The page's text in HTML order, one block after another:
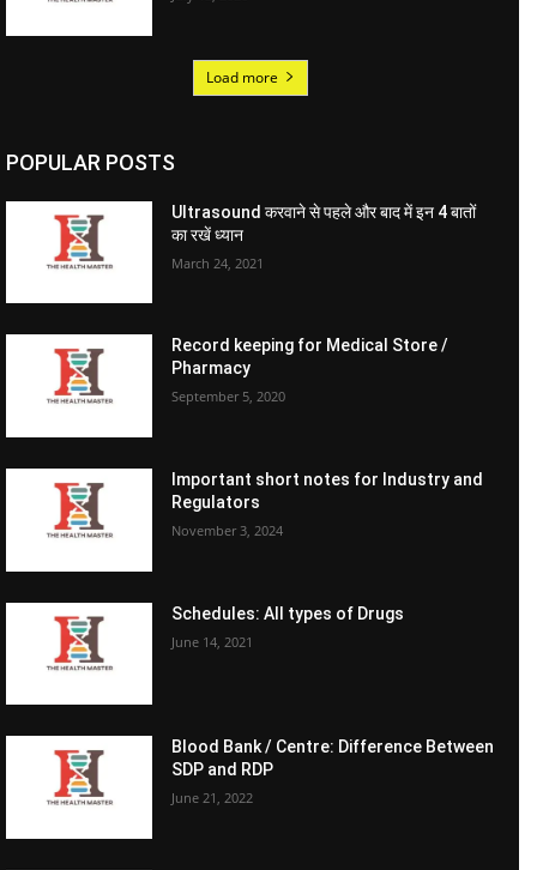
Load more
POPULAR POSTS
Ultrasound करवाने से पहले और बाद में इन 4 बातों
का रखें ध्यान
March 24, 2021
Record keeping for Medical Store /
Pharmacy
September 5, 2020
Important short notes for Industry and
Regulators
November 3, 2024
Schedules: All types of Drugs
June 14, 2021
Blood Bank / Centre: Difference Between
SDP and RDP
June 21, 2022